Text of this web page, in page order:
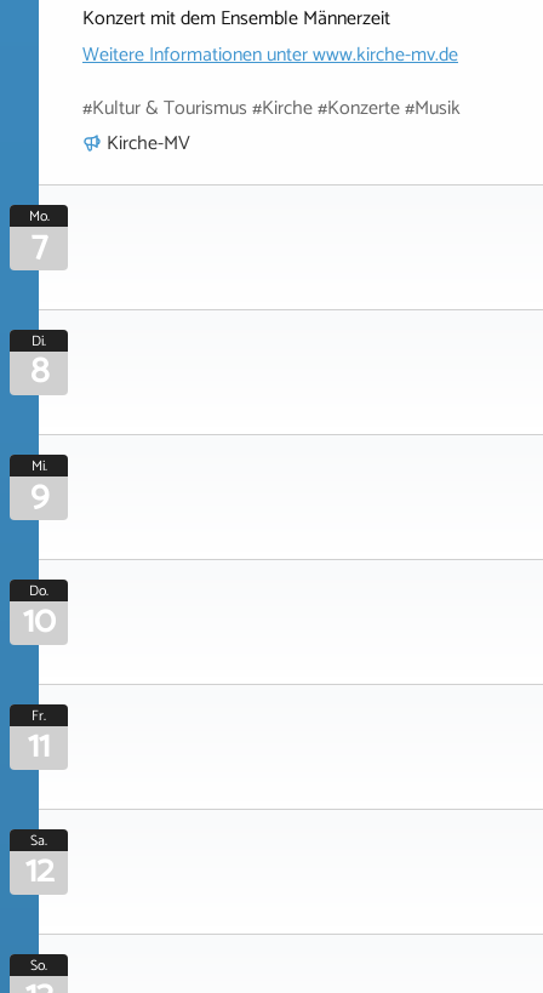
Konzert mit dem Ensemble Männerzeit
Weitere Informationen unterwww.kirche-mv.de
#Kultur & Tourismus #Kirche #Konzerte #Musik
Kirche-MV
Mo.
7
Di.
8
Mi.
9
Do.
10
Fr.
11
Sa.
12
So.